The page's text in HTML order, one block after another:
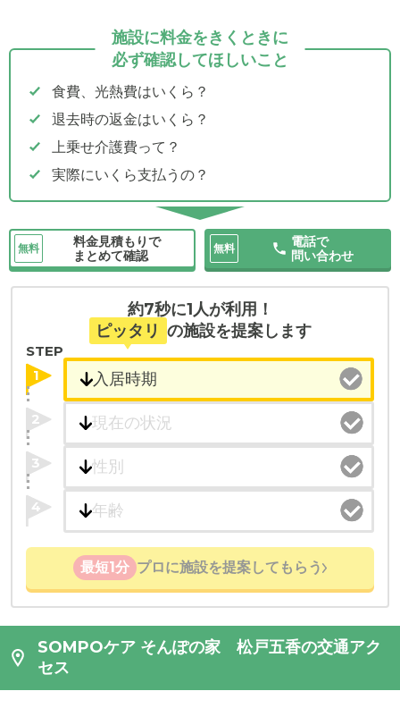
施設に料金をきくときに
必ず確認してほしいこと
食費、光熱費はいくら？
退去時の返金はいくら？
上乗せ介護費って？
実際にいくら支払うの？
無料
料金見積もりで
まとめて確認
無料
電話で
問い合わせ
約7秒に1人が利用！
ピッタリ の施設を提案します
STEP
1
2
3
4
最短1分 プロに施設を提案してもらう
SOMPOケア そんぽの家 松戸五香の交通アク
セス